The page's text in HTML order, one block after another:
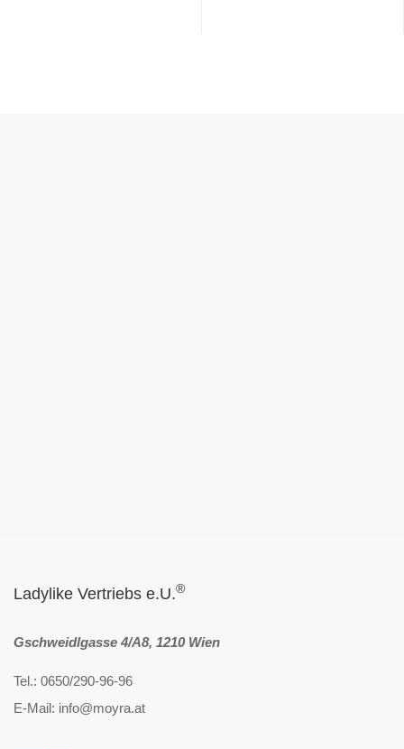
Ladylike Vertriebs e.U.®
Gschweidlgasse 4/A8, 1210 Wien
Tel.: 0650/290-96-96
E-Mail: info@moyra.at